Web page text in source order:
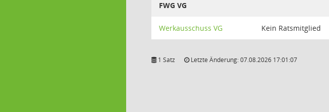
FWG VG
Werkausschuss VG Kein Ratsmitglied
1 Satz Letzte Änderung: 07.08.2026 17:01:07